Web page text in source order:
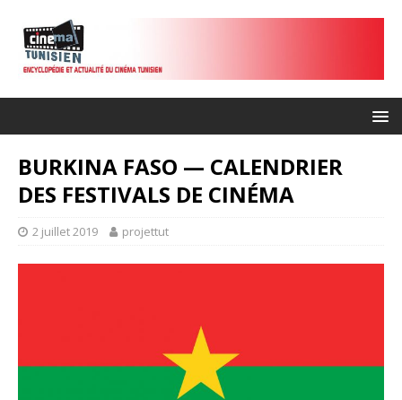
BURKINA FASO — CALENDRIER
DES FESTIVALS DE CINÉMA
2 juillet 2019 projettut